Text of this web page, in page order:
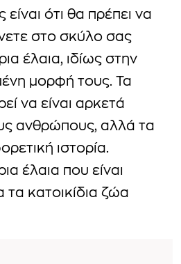
ότι θα πρέπει να
στο σκύλο σας
έλαια, ιδίως στην
μορφή τους. Τα
να είναι αρκετά
ανθρώπους, αλλά τα
ιστορία.
έλαια που είναι
τα κατοικίδια ζώα